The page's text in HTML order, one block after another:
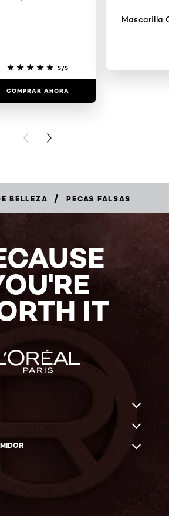
5/5
COMPRAR AHORA
Mascarilla
PREVIOUS CARD
NEXT CARD
BELLEZA / PECAS FALSAS
IT